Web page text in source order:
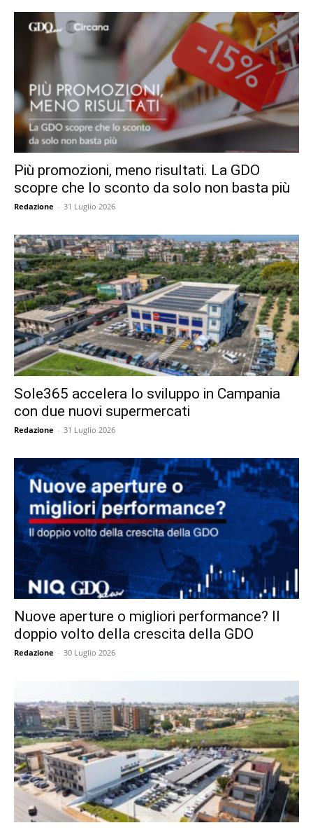
Più promozioni, meno risultati. La GDO
scopre che lo sconto da solo non basta più
Redazione - 31 Luglio 2026
Sole365 accelera lo sviluppo in Campania
con due nuovi supermercati
Redazione - 31 Luglio 2026
Nuove aperture o migliori performance? Il
doppio volto della crescita della GDO
Redazione - 30 Luglio 2026